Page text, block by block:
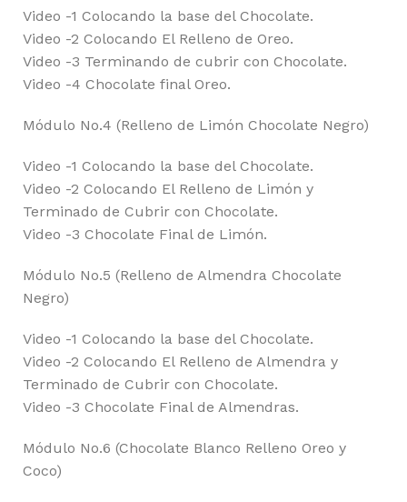
Video -1 Colocando la base del Chocolate.
Video -2 Colocando El Relleno de Oreo.
Video -3 Terminando de cubrir con Chocolate.
Video -4 Chocolate final Oreo.
Módulo No.4 (Relleno de Limón Chocolate Negro)
Video -1 Colocando la base del Chocolate.
Video -2 Colocando El Relleno de Limón y
Terminado de Cubrir con Chocolate.
Video -3 Chocolate Final de Limón.
Módulo No.5 (Relleno de Almendra Chocolate
Negro)
Video -1 Colocando la base del Chocolate.
Video -2 Colocando El Relleno de Almendra y
Terminado de Cubrir con Chocolate.
Video -3 Chocolate Final de Almendras.
Módulo No.6 (Chocolate Blanco Relleno Oreo y
Coco)